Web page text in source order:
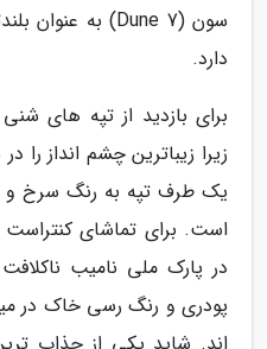
دارد.
برای بازدید از تپه های
زیرا زیباترین چشم انداز
یک طرف تپه به رنگ سرخ و
است. برای تماشای
در پارک ملی نامیب
پودری و رنگ رسی خاک در